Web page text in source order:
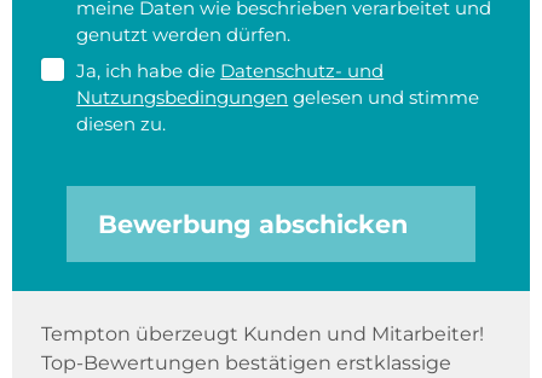
meine Daten wie beschrieben verarbeitet und
genutzt werden dürfen.
Ja, ich habe die Datenschutz- und
Nutzungsbedingungen gelesen und stimme
diesen zu.
Bewerbung abschicken
Tempton überzeugt Kunden und Mitarbeiter!
Top-Bewertungen bestätigen erstklassige